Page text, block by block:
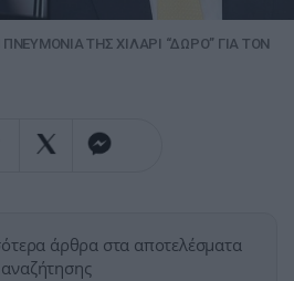
ΠΝΕΥΜΟΝΙΑ ΤΗΣ ΧΙΛΑΡΙ “ΔΩΡΟ” ΓΙΑ ΤΟΝ
άρθρα στα αποτελέσματα
αναζήτησης